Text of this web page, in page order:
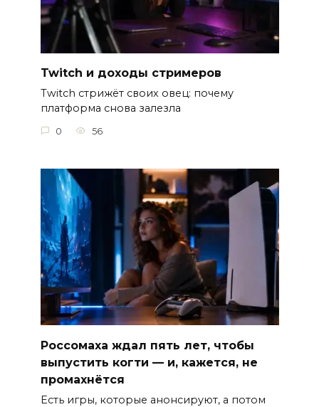
Twitch и доходы стримеров
Twitch стрижёт своих овец: почему
платформа снова залезла
0 56
Россомаха ждал пять лет, чтобы
выпустить когти — и, кажется, не
промахнётся
Есть игры, которые анонсируют, а потом